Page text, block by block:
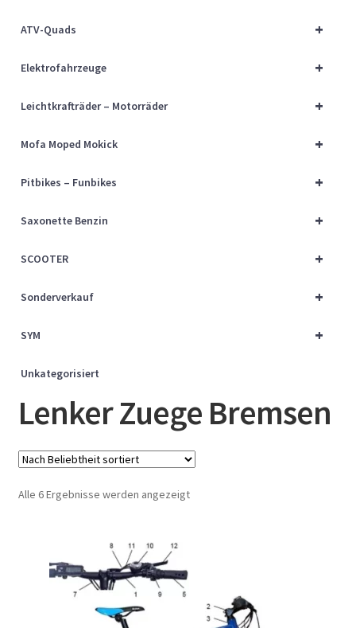
+
ATV-Quads
+
Elektrofahrzeuge
+
Leichtkrafträder – Motorräder
+
Mofa Moped Mokick
+
Pitbikes – Funbikes
+
Saxonette Benzin
+
SCOOTER
+
Sonderverkauf
+
SYM
Unkategorisiert
Lenker Zuege Bremsen
Alle 6 Ergebnisse werden angezeigtNach